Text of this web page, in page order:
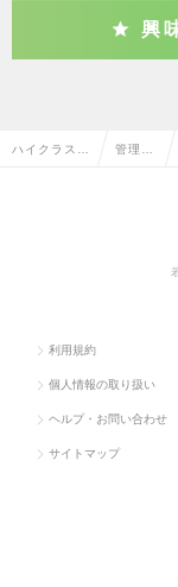
興
ハイクラス求 管理部
利用規約
個人情報の取り扱い
ヘルプ・お問い合わせ
サイトマップ